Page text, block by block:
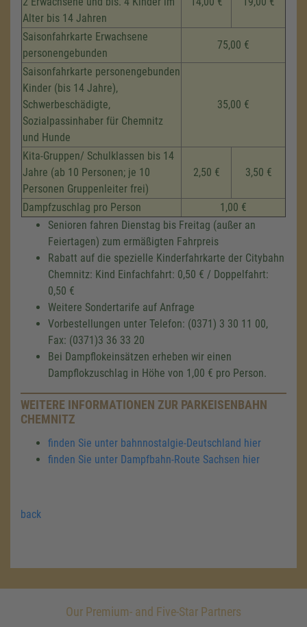
Alter bis 14 Jahren
Saisonfahrkarte Erwachsene
personengebunden
75,00 €
Saisonfahrkarte personengebunden
Kinder (bis 14 Jahre),
Schwerbeschädigte,
Sozialpassinhaber für Chemnitz
und Hunde
35,00 €
Kita-Gruppen/ Schulklassen bis 14
Jahre (ab 10 Personen; je 10
Personen Gruppenleiter frei)
2,50 € 3,50 €
Dampfzuschlag pro Person
1,00 €
Senioren fahren Dienstag bis Freitag (außer an
Feiertagen) zum ermäßigten Fahrpreis
Rabatt auf die spezielle Kinderfahrkarte der Citybahn
Chemnitz: Kind Einfachfahrt: 0,50 € / Doppelfahrt:
0,50 €
Weitere Sondertarife auf Anfrage
Vorbestellungen unter Telefon: (0371) 3 30 11 00,
Fax: (0371)3 36 33 20
Bei Dampflokeinsätzen erheben wir einen
Dampflokzuschlag in Höhe von 1,00 € pro Person.
WEITERE INFORMATIONEN ZUR PARKEISENBAHN
CHEMNITZ
finden Sie unter bahnnostalgie-Deutschland hier
finden Sie unter Dampfbahn-Route Sachsen hier
back
Our Premium- and Five-Star Partners